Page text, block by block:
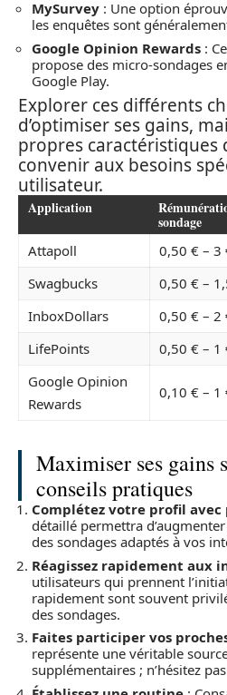
MySurvey : Une option
les enquêtes sont
Google Opinion Rewards :
propose des micro-sondages
Google Play.
Explorer ces différents
d’optimiser ses gains,
propres caractéristiques
convenir aux besoins
utilisateur.
Application
sondage
Attapoll 0,50 € – 3
Swagbucks
0,50 € –
InboxDollars
0,50 € – 2
LifePoints
0,50 € – 1
Google Opinion
Rewards
0,10 € – 1
Maximiser ses gains
conseils pratiques
Complétez votre profil avec
détaillé permettra
des sondages adaptés à vos
Réagissez rapidement aux
utilisateurs qui prennent
rapidement sont souvent
des sondages.
Faites participer vos
représente une véritable
supplémentaires ; n’hésitez